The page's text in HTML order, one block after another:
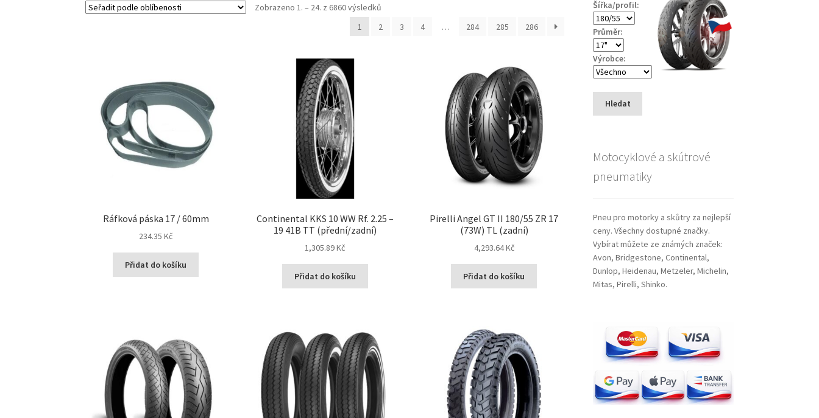
Zobrazeno 1. – 24. z 6860 výsledků
oblíbenosti
1 2 3 4 … 284 285 286
Ráfková páska 17 / 60mm
234.35 Kč
Přidat do košíku
Continental KKS 10 WW Rf. 2.25 –
19 41B TT (přední/zadní)
1,305.89 Kč
Přidat do košíku
Pirelli Angel GT II 180/55 ZR 17
(73W) TL (zadní)
4,293.64 Kč
Přidat do košíku
Šířka/profil:
Průměr:
Výrobce:
Hledat
Motocyklové a skútrové
pneumatiky
Pneu pro motorky a skůtry za nejlepší
ceny. Všechny dostupné značky.
Vybírat můžete ze známých značek:
Avon, Bridgestone, Continental,
Dunlop, Heidenau, Metzeler, Michelin,
Mitas, Pirelli, Shinko.